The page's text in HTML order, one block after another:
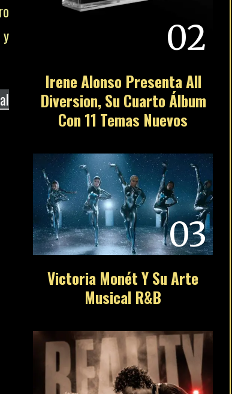
02
Irene Alonso Presenta All
Diversion, Su Cuarto Álbum
Con 11 Temas Nuevos
03
Victoria Monét Y Su Arte
Musical R&B